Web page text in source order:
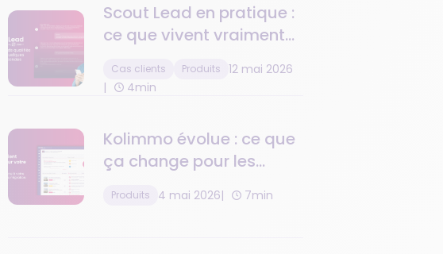
Scout Lead en pratique :
ce que vivent vraiment
perdent plus un seul
Cas clients Produits
12 mai 2026
4min
Kolimmo évolue : ce que
ça change pour les
Produits 4 mai 2026 7min